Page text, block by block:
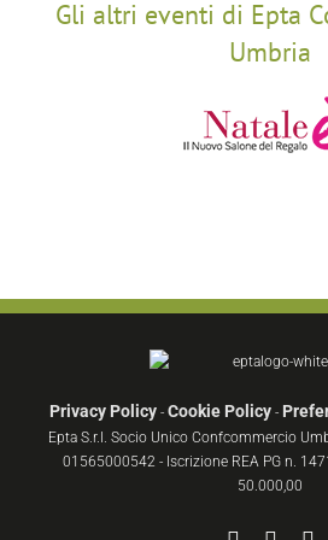
Gli altri eventi di Epta
Umbria
Privacy Policy- Cookie Policy-
Epta S.r.l. Socio Unico Confcommercio
01565000542 - Iscrizione REA PG n.
50.000,00